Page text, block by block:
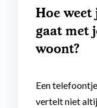
Hoe weet
gaat met
woont?
Een
vertelt niet